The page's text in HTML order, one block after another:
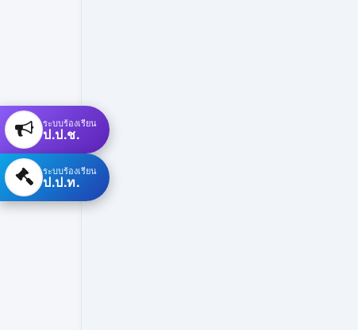
ระบบร้องเรียน
ป.ป.ช.
ระบบร้องเรียน
ป.ป.ท.